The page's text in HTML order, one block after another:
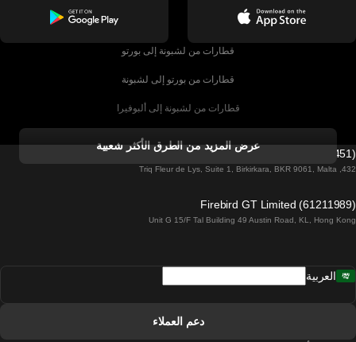
قطارات من لشبونة إلى بورتو
قطارات من بورتو إلى لشبونة
قطارات من لشبونة إلى ألبوفيرا
قطارات من ألبوفيرا إلى لشبونة
قطارات من لشبونة إلى لاغوس
قطارات من لشبونة إلى مدريد
عرض المزيد من الطرق الأكثر شعبية
Firebird GT Limited (OC 1451)
432, Triq Fleur de Lys, Suite 1, Birkirkara, BKR 9061, Malta
Firebird GT Limited (61211989)
Unit G 15/F Tal Building 49 Austin Road, KL, Hong Kong
العربية
دعم العملاء